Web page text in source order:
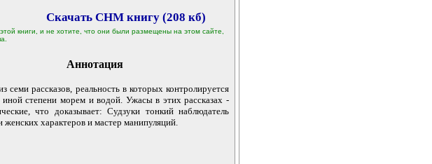
Скачать CHM книгу (208 кб)
книги, и не хотите, что они были размещены на этом сайте,
Аннотация
семи рассказов, реальность в которых контролируется
степени морем и водой. Ужасы в этих рассказах -
что доказывает: Судзуки тонкий наблюдатель
женских характеров и мастер манипуляций.